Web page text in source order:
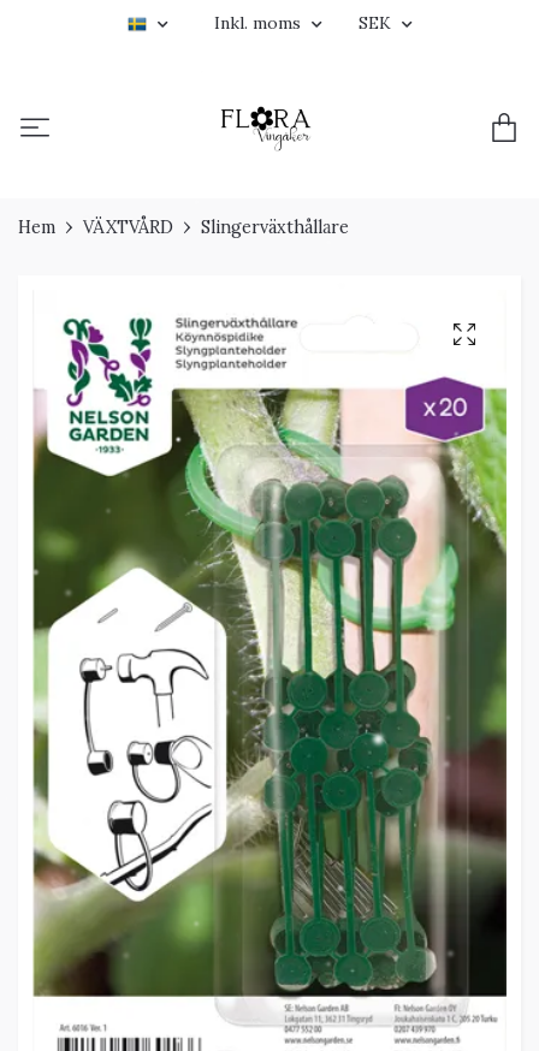
Inkl. moms SEK
Hem VÄXTVÅRD Slingerväxthållare